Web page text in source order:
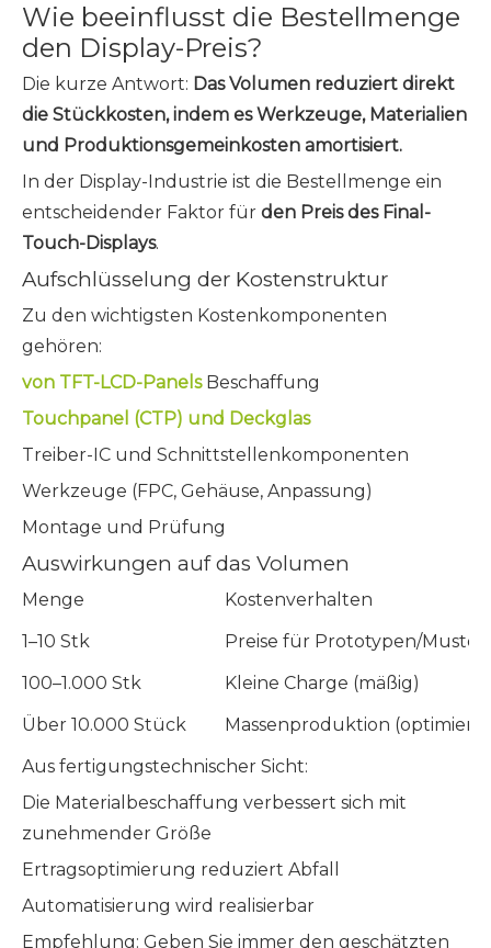
Wie beeinflusst die Bestellmenge
den Display-Preis?
Die kurze Antwort: Das Volumen reduziert direkt
die Stückkosten, indem es Werkzeuge, Materialien
und Produktionsgemeinkosten amortisiert.
In der Display-Industrie ist die Bestellmenge ein
entscheidender Faktor für den Preis des Final-
Touch-Displays.
Aufschlüsselung der Kostenstruktur
Zu den wichtigsten Kostenkomponenten
gehören:
von TFT-LCD-PanelsBeschaffung
Touchpanel (CTP) und Deckglas
Treiber-IC und Schnittstellenkomponenten
Werkzeuge (FPC, Gehäuse, Anpassung)
Montage und Prüfung
Auswirkungen auf das Volumen
Menge
Kostenverhalten
1–10 Stk
Preise für Prototypen/Muster
100–1.000 Stk
Kleine Charge (mäßig)
Über 10.000 Stück
Massenproduktion (optimiert)
Aus fertigungstechnischer Sicht:
Die Materialbeschaffung verbessert sich mit
zunehmender Größe
Ertragsoptimierung reduziert Abfall
Automatisierung wird realisierbar
Empfehlung: Geben Sie immer den geschätzten